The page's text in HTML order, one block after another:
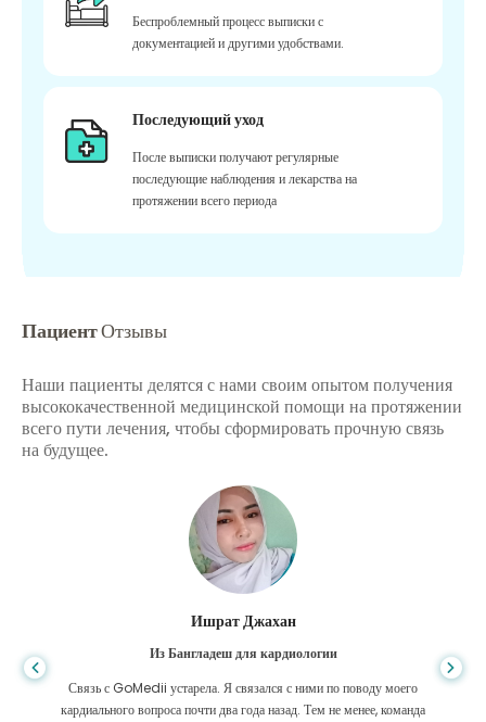
Беспроблемный процесс выписки с
документацией и другими удобствами.
Последующий уход
После выписки получают регулярные
последующие наблюдения и лекарства на
протяжении всего периода
ПациентОтзывы
Наши пациенты делятся с нами своим опытом получения
высококачественной медицинской помощи на протяжении
всего пути лечения, чтобы сформировать прочную связь
на будущее.
Ишрат Джахан
Из Бангладеш для кардиологии
Связь с GoMedii устарела. Я связался с ними по поводу моего
кардиального вопроса почти два года назад. Тем не менее, команда